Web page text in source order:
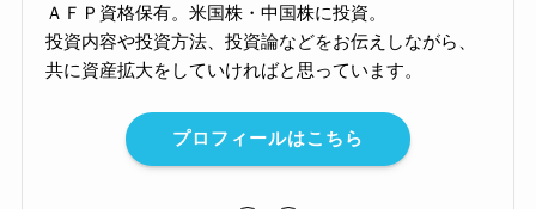
ＡＦＰ資格保有。米国株・中国株に投資。
投資内容や投資方法、投資論などをお伝えしながら、
共に資産拡大をしていければと思っています。
プロフィールはこちら